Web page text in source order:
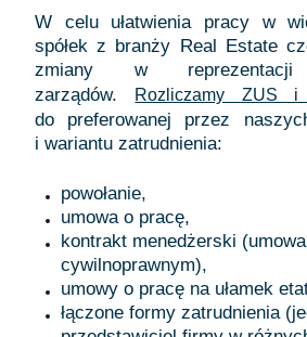
W celu ułatwienia pracy w
spółek z branży Real Estate
zmiany w
zarządów.
Rozliczamy ZUS
do preferowanej przez
i wariantu zatrudnienia:
powołanie,
umowa o pracę,
kontrakt menedżerski
cywilnoprawnym),
umowy o pracę na ułamek
łączone formy zatrudnienia